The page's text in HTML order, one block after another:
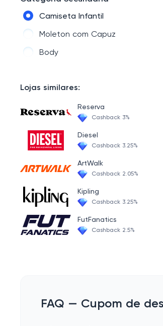
Flash T-shirt
Coleções
Masculino
Camiseta Infantil
Moleton com Capuz
Body
Lojas similares:
Reserva
Cashback 3%
Diesel
Cashback 3.25%
ArtWalk
Cashback 2.05%
Kipling
Cashback 3.25%
FutFanatics
Cashback 2.5%
FAQ — Cupom de